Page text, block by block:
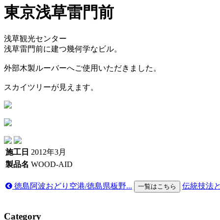
東京浅草雷門前
浅草観光センター
浅草雷門前に建つ幾何学なビル。
外部木製ルーバーへご使用いただきました。
スカイツリーが見えます。
施工日 2012年3月
製品名 WOOD-AID
徳島阿波おどり空港/徳島県板野... 一覧はこちら 伝統技法
Category